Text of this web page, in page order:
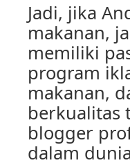
Jadi, jika
makanan,
memiliki
program
makanan,
berkualitas
blogger
dalam